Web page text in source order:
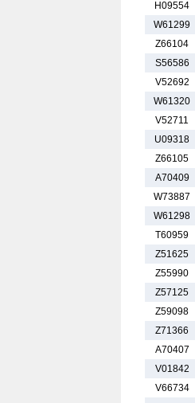
H09554
W61299
Z66104
S56586
V52692
W61320
V52711
U09318
Z66105
A70409
W73887
W61298
T60959
Z51625
Z55990
Z57125
Z59098
Z71366
A70407
V01842
V66734